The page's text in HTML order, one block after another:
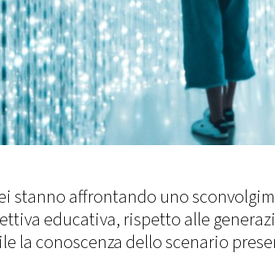
stanno affrontando uno
educativa, rispetto alle
la conoscenza dello scenario